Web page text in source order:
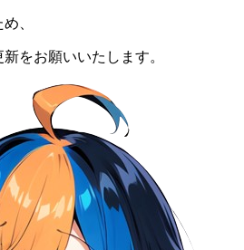
、
をお願いいたします。